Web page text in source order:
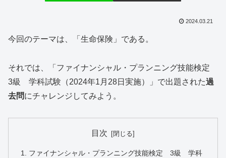
2024.03.21
今回のテーマは、「生命保険」である。
それでは、「ファイナンシャル・プランニング技能検定
3級 学科試験（2024年1月28日実施）」で出題された過
去問にチャレンジしてみよう。
目次
ファイナンシャル・プランニング技能検定 3級 学科